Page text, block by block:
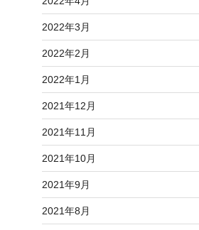
2022年3月
2022年2月
2022年1月
2021年12月
2021年11月
2021年10月
2021年9月
2021年8月